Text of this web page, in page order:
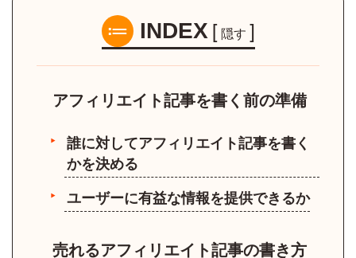
INDEX [隠す ]
アフィリエイト記事を書く前の準備
誰に対してアフィリエイト記事を書く
かを決める
ユーザーに有益な情報を提供できるか
売れるアフィリエイト記事の書き方